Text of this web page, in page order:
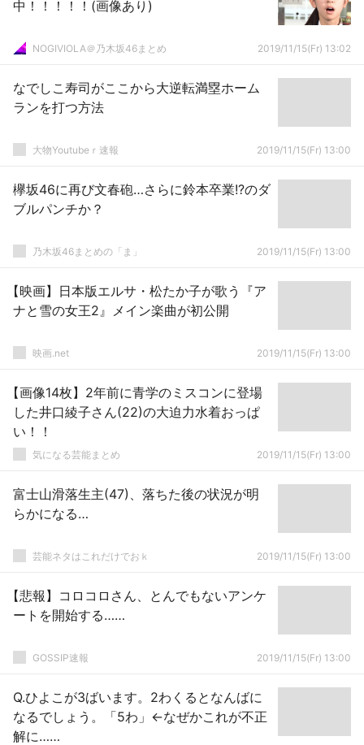
中！！！！！(画像あり)
NOGIVIOLA＠乃木坂46まとめ 2019/11/15(Fr) 13:02
なでしこ寿司がここから大逆転満塁ホーム
ランを打つ方法
大物Youtubeｒ速報 2019/11/15(Fr) 13:00
欅坂46に再び文春砲…さらに鈴本卒業!?のダ
ブルパンチか？
乃木坂46まとめの「ま」 2019/11/15(Fr) 13:00
【映画】日本版エルサ・松たか子が歌う『ア
ナと雪の女王2』メイン楽曲が初公開
映画.net 2019/11/15(Fr) 13:00
【画像14枚】2年前に青学のミスコンに登場
した井口綾子さん(22)の大迫力水着おっぱ
い！！
気になる芸能まとめ 2019/11/15(Fr) 13:00
富士山滑落生主(47)、落ちた後の状況が明
らかになる…
芸能ネタはこれだけでおｋ 2019/11/15(Fr) 13:00
【悲報】コロコロさん、とんでもないアンケ
ートを開始する……
GOSSIP速報 2019/11/15(Fr) 13:00
Q.ひよこが3ばいます。2わくるとなんばに
なるでしょう。「5わ」←なぜかこれが不正
解に……